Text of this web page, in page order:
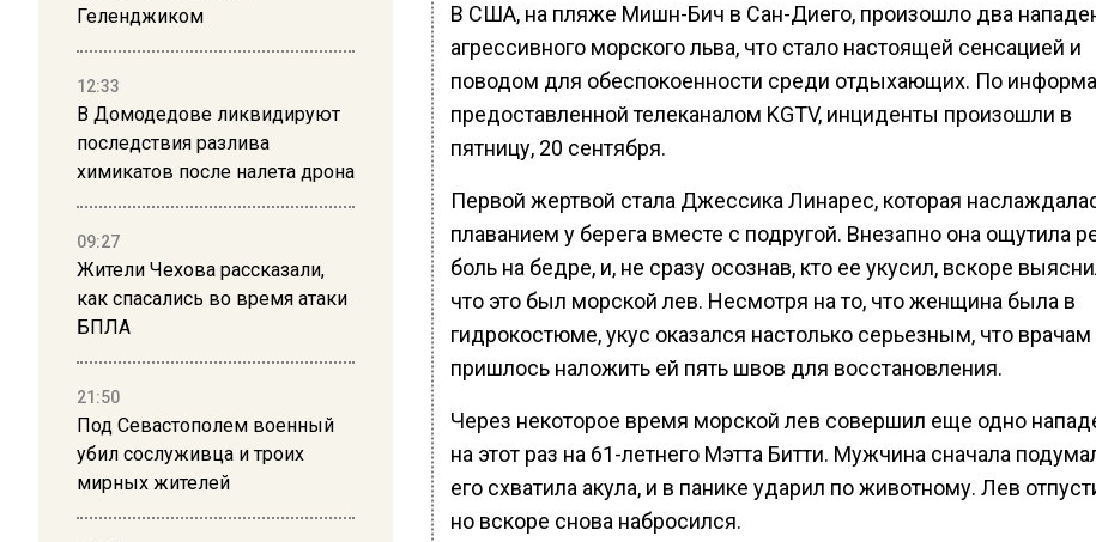
Геленджиком
12:33
В Домодедове ликвидируют
последствия разлива
химикатов после налета дрона
09:27
Жители Чехова рассказали,
как спасались во время атаки
БПЛА
21:50
Под Севастополем военный
убил сослуживца и троих
мирных жителей
В США, на пляже Мишн-Бич в Сан-Диего, произошло два
агрессивного морского льва, что стало настоящей сенсацией и
поводом для обеспокоенности среди отдыхающих. По
предоставленной телеканалом KGTV, инциденты произошли в
пятницу, 20 сентября.
Первой жертвой стала Джессика Линарес, которая
плаванием у берега вместе с подругой. Внезапно она ощутила
боль на бедре, и, не сразу осознав, кто ее укусил, вскоре
что это был морской лев. Несмотря на то, что женщина была в
гидрокостюме, укус оказался настолько серьезным, что врачам
пришлось наложить ей пять швов для восстановления.
Через некоторое время морской лев совершил еще одно
на этот раз на 61-летнего Мэтта Битти. Мужчина сначала
его схватила акула, и в панике ударил по животному. Лев
но вскоре снова набросился.